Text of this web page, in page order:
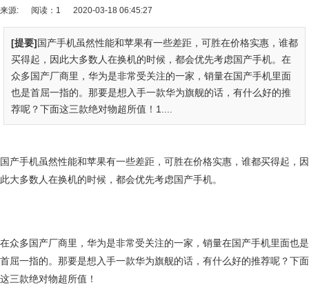
来源: 阅读：1 2020-03-18 06:45:27
[提要]国产手机虽然性能和苹果有一些差距，可胜在价格实惠，谁都
买得起，因此大多数人在换机的时候，都会优先考虑国产手机。在
众多国产厂商里，华为是非常受关注的一家，销量在国产手机里面
也是首屈一指的。那要是想入手一款华为旗舰的话，有什么好的推
荐呢？下面这三款绝对物超所值！1....
国产手机虽然性能和苹果有一些差距，可胜在价格实惠，谁都买得起，因
此大多数人在换机的时候，都会优先考虑国产手机。
在众多国产厂商里，华为是非常受关注的一家，销量在国产手机里面也是
首屈一指的。那要是想入手一款华为旗舰的话，有什么好的推荐呢？下面
这三款绝对物超所值！